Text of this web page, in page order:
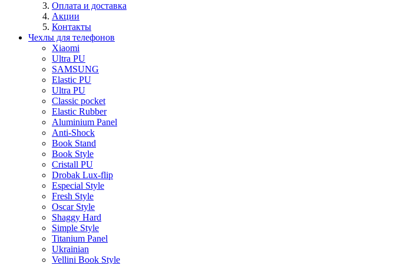
Оплата и доставка
Акции
Контакты
Чехлы для телефонов
Xiaomi
Ultra PU
SAMSUNG
Elastic PU
Ultra PU
Classic pocket
Elastic Rubber
Aluminium Panel
Anti-Shock
Book Stand
Book Style
Cristall PU
Drobak Lux-flip
Especial Style
Fresh Style
Oscar Style
Shaggy Hard
Simple Style
Titanium Panel
Ukrainian
Vellini Book Style